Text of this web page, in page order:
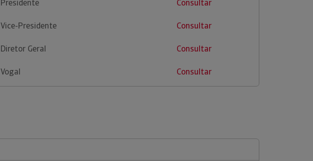
Presidente Consultar
Vice-Presidente Consultar
Diretor Geral Consultar
Vogal Consultar